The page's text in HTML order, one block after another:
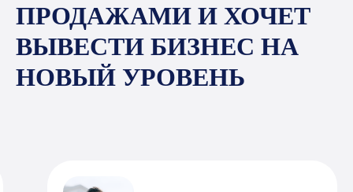
ПРОДАЖАМИ И ХОЧЕТ
ВЫВЕСТИ БИЗНЕС НА
НОВЫЙ УРОВЕНЬ